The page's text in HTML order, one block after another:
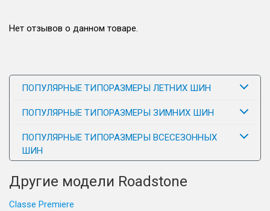
Нет отзывов о данном товаре.
ПОПУЛЯРНЫЕ ТИПОРАЗМЕРЫ ЛЕТНИХ ШИН
ПОПУЛЯРНЫЕ ТИПОРАЗМЕРЫ ЗИМНИХ ШИН
ПОПУЛЯРНЫЕ ТИПОРАЗМЕРЫ ВСЕСЕЗОННЫХ
ШИН
Другие модели Roadstone
Classe Premiere